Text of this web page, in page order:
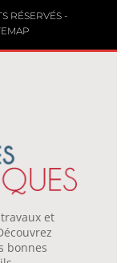
RÉSERVÉS -
et
bonnes